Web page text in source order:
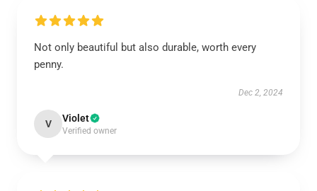
Not only beautiful but also durable, worth every
penny.
Dec 2, 2024
V Violet
Verified owner